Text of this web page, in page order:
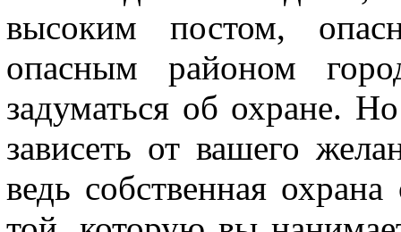
высоким постом,
опасным районом
задуматься об охране.
зависеть от вашего
ведь собственная